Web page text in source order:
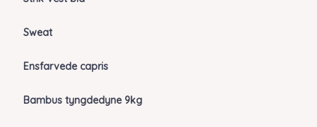
Sweat
Ensfarvede capris
Bambus tyngdedyne 9kg